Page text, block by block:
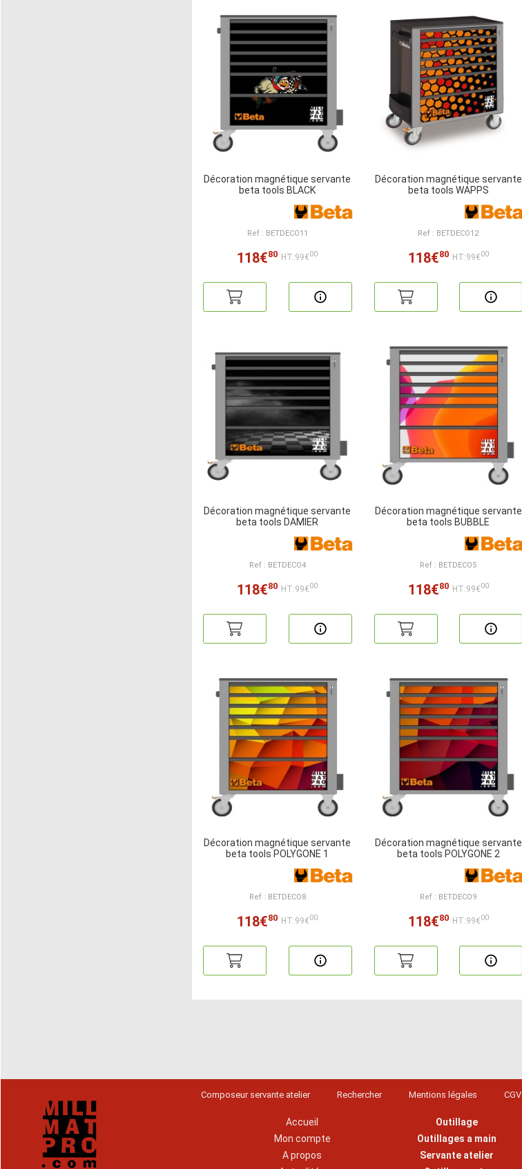
Décoration magnétique servante
beta tools BLACK
Ref : BETDECO11
118€80 HT:99€00
Décoration magnétique servante
beta tools WAPPS
Ref : BETDECO12
118€80 HT:99€00
Décoration magnétique servante
beta tools DAMIER
Ref : BETDECO4
118€80 HT:99€00
Décoration magnétique servante
beta tools BUBBLE
Ref : BETDECO5
118€80 HT:99€00
Décoration magnétique servante
beta tools POLYGONE 1
Ref : BETDECO8
118€80 HT:99€00
Décoration magnétique servante
beta tools POLYGONE 2
Ref : BETDECO9
118€80 HT:99€00
Composeur servante atelier Rechercher Mentions légales CGV
Accueil
Mon compte
A propos
Outillage
Outillages a main
Servante atelier